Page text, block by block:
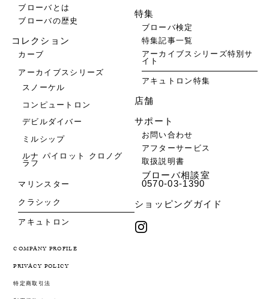
ブローバとは
ブローバの歴史
コレクション
カーブ
アーカイブスシリーズ
スノーケル
コンピュートロン
デビルダイバー
ミルシップ
ルナ パイロット クロノグ
ラフ
マリンスター
クラシック
アキュトロン
特集
ブローバ検定
特集記事一覧
アーカイブスシリーズ特別サ
イト
アキュトロン特集
店舗
サポート
お問い合わせ
アフターサービス
取扱説明書
ブローバ相談室
0570-03-1390
ショッピングガイド
COMPANY PROFILE
PRIVACY POLICY
特定商取引法